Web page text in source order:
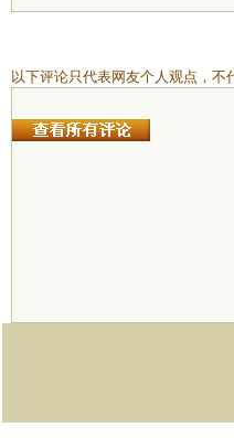
以下评论只代表网友个人观点，不